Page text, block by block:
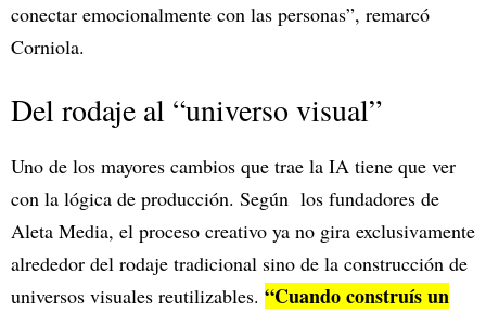
conectar emocionalmente con las personas”, remarcó
Corniola.
Del rodaje al “universo visual”
Uno de los mayores cambios que trae la IA tiene que ver
con la lógica de producción. Según los fundadores de
Aleta Media, el proceso creativo ya no gira exclusivamente
alrededor del rodaje tradicional sino de la construcción de
universos visuales reutilizables. “Cuando construís un